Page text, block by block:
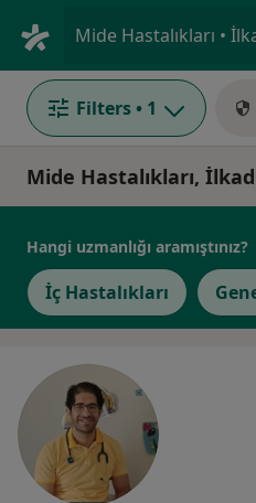
Mide Hastalıkları •
Filters • 1
Mide Hastalıkları,
Hangi uzmanlığı aramıştınız?
İç Hastalıkları